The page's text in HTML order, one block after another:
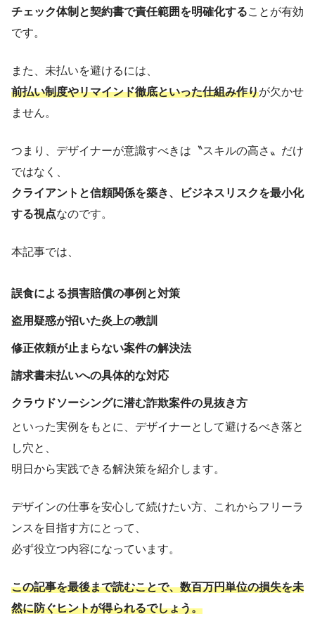
チェック体制と契約書で責任範囲を明確化することが有効
です。
また、未払いを避けるには、
前払い制度やリマインド徹底といった仕組み作りが欠かせ
ません。
つまり、デザイナーが意識すべきは〝スキルの高さ〟だけ
ではなく、
クライアントと信頼関係を築き、ビジネスリスクを最小化
する視点なのです。
本記事では、
誤食による損害賠償の事例と対策
盗用疑惑が招いた炎上の教訓
修正依頼が止まらない案件の解決法
請求書未払いへの具体的な対応
クラウドソーシングに潜む詐欺案件の見抜き方
といった実例をもとに、デザイナーとして避けるべき落と
し穴と、
明日から実践できる解決策を紹介します。
デザインの仕事を安心して続けたい方、これからフリーラ
ンスを目指す方にとって、
必ず役立つ内容になっています。
この記事を最後まで読むことで、数百万円単位の損失を未
然に防ぐヒントが得られるでしょう。